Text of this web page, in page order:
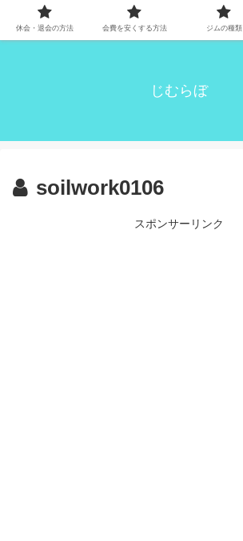
じむらぼ
soilwork0106
スポンサーリンク
休会・退会の方法 会費を安くする方法 ジムの種類